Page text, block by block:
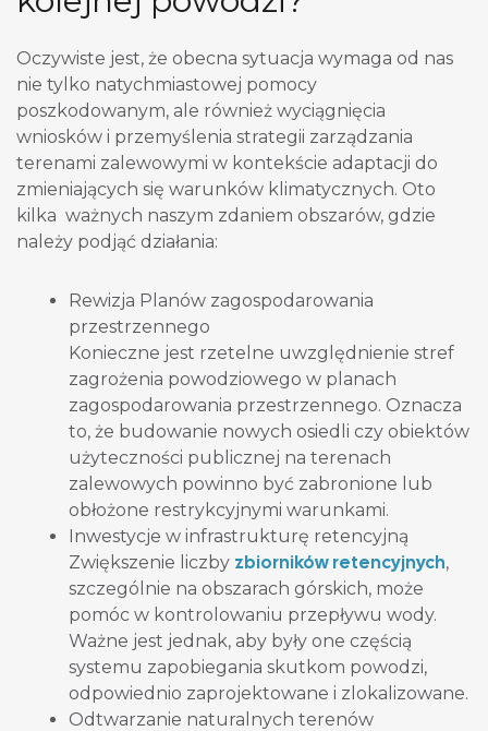
Oczywiste jest, że obecna sytuacja wymaga od nas
nie tylko natychmiastowej pomocy
poszkodowanym, ale również wyciągnięcia
wniosków i przemyślenia strategii zarządzania
terenami zalewowymi w kontekście adaptacji do
zmieniających się warunków klimatycznych. Oto
kilka ważnych naszym zdaniem obszarów, gdzie
należy podjąć działania:
Rewizja Planów zagospodarowania
przestrzennego
Konieczne jest rzetelne uwzględnienie stref
zagrożenia powodziowego w planach
zagospodarowania przestrzennego. Oznacza
to, że budowanie nowych osiedli czy obiektów
użyteczności publicznej na terenach
zalewowych powinno być zabronione lub
obłożone restrykcyjnymi warunkami.
Inwestycje w infrastrukturę retencyjną
Zwiększenie liczby zbiorników retencyjnych,
szczególnie na obszarach górskich, może
pomóc w kontrolowaniu przepływu wody.
Ważne jest jednak, aby były one częścią
systemu zapobiegania skutkom powodzi,
odpowiednio zaprojektowane i zlokalizowane.
Odtwarzanie naturalnych terenów